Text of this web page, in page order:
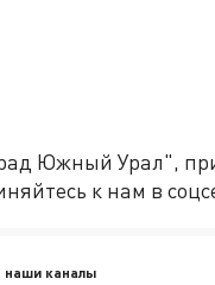
Южный Урал",
к нам в
наши каналы